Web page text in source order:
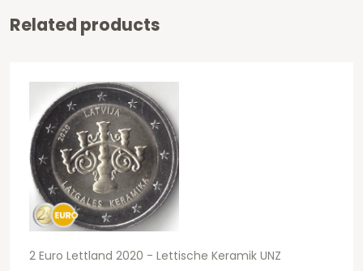
Related products
2 Euro Lettland 2020 - Lettische Keramik UNZ